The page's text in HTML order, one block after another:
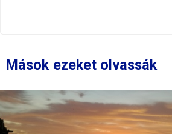
Mások ezeket olvassák